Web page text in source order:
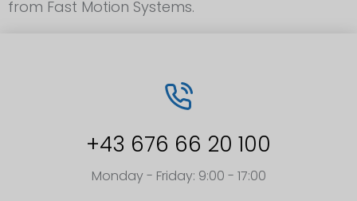
from Fast Motion Systems.
+43 676 66 20 100
Monday - Friday: 9:00 - 17:00